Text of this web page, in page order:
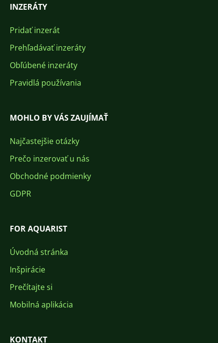
INZERÁTY
Pridať inzerát
Prehľadávať inzeráty
Obľúbené inzeráty
Pravidlá používania
MOHLO BY VÁS ZAUJÍMAŤ
Najčastejšie otázky
Prečo inzerovať u nás
Obchodné podmienky
GDPR
FOR AQUARIST
Úvodná stránka
Inšpirácie
Prečítajte si
Mobilná aplikácia
KONTAKT